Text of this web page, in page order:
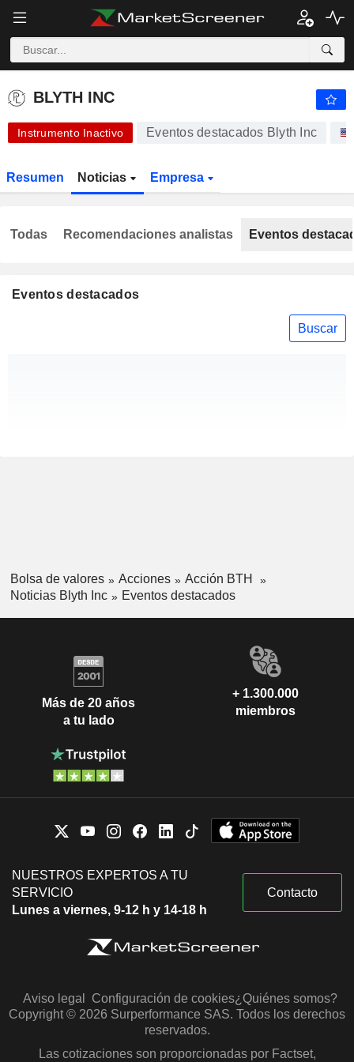
BLYTH INC - $ -
BLYTH INC
Instrumento Inactivo Eventos destacados Blyth Inc
Resumen Noticias Empresa
Eventos destacados
Buscar
Todas Recomendaciones analistas Eventos
Bolsa de valores Acciones
Acción BTH
Noticias Blyth Inc
Eventos destacados
Más de 20 años
a tu lado
+ 1.300.000
miembros
NUESTROS EXPERTOS A TU
SERVICIO
Lunes a viernes, 9-12 h y 14-18 h
Contacto
Aviso legal Configuración de cookies¿Quiénes somos?
Copyright © 2026 Surperformance SAS. Todos los derechos
reservados.
Las cotizaciones son proporcionadas por Factset,